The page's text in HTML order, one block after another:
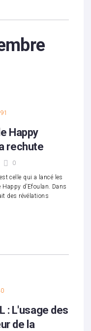
Happy
rechute
0
celle qui a lancé les
d’Efoulan. Dans
des révélations
: L'usage des
de la